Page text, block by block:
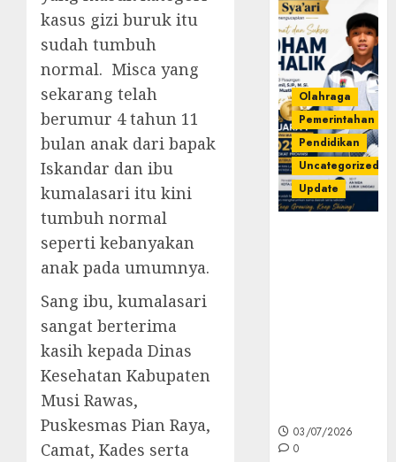
kasus gizi buruk itu
sudah tumbuh
normal. Misca yang
sekarang telah
berumur 4 tahun 11
bulan anak dari bapak
Iskandar dan ibu
kumalasari itu kini
tumbuh normal
seperti kebanyakan
anak pada umumnya.
Sang ibu, kumalasari
sangat berterima
kasih kepada Dinas
Kesehatan Kabupaten
Musi Rawas,
Puskesmas Pian Raya,
Camat, Kades serta
Olahraga
Pemerintahan
Pendidikan
Uncategorized
Update
03/07/2026
0